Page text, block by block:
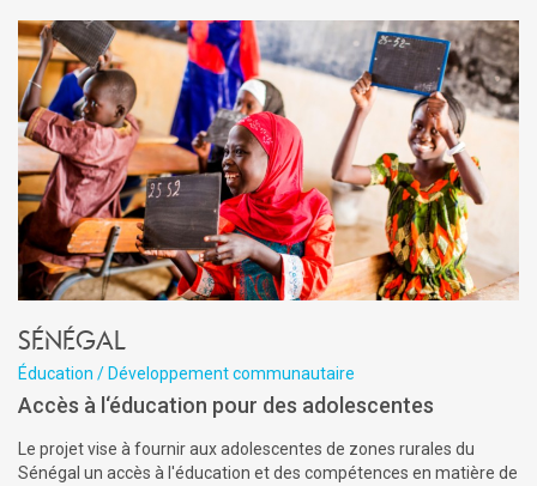
Sénégal
Éducation / Développement communautaire
Accès à l‘éducation pour des adolescentes
Le projet vise à fournir aux adolescentes de zones rurales du
Sénégal un accès à l'éducation et des compétences en matière de